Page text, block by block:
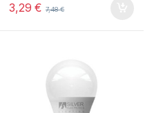
f3,29€ 7,48€